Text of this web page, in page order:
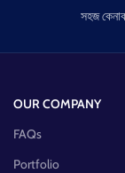
সহজ
OUR COMPANY
FAQs
Portfolio